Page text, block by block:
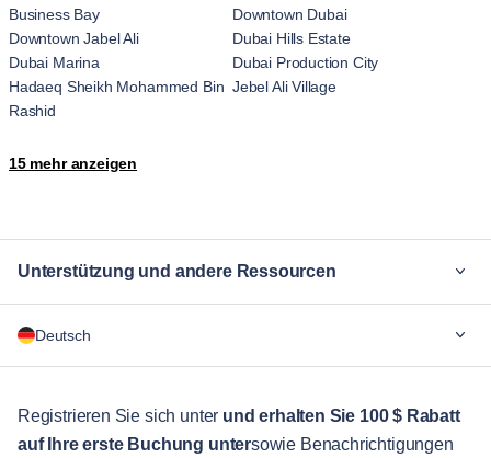
Business Bay
Downtown Dubai
Downtown Jabel Ali
Dubai Hills Estate
Dubai Marina
Dubai Production City
Hadaeq Sheikh Mohammed Bin
Rashid
Jebel Ali Village
Jumeirah Village
Umm Suqeim
Wadi Al Safa 3
15 mehr anzeigen
Unterstützung und andere Ressourcen
Für Unternehmen
Gästebetreuung
Stadt-Guide
Deutsch
English
Português
Registrieren Sie sich unter und erhalten Sie 100 $ Rabatt
auf Ihre erste Buchung untersowie Benachrichtigungen